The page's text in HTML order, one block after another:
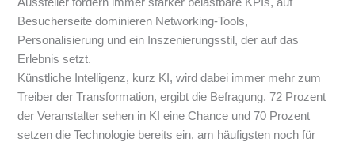
Besucherseite dominieren Networking-Tools,
Personalisierung und ein Inszenierungsstil, der auf das
Erlebnis setzt.
Künstliche Intelligenz, kurz KI, wird dabei immer mehr zum
Treiber der Transformation, ergibt die Befragung. 72 Prozent
der Veranstalter sehen in KI eine Chance und 70 Prozent
setzen die Technologie bereits ein, am häufigsten noch für